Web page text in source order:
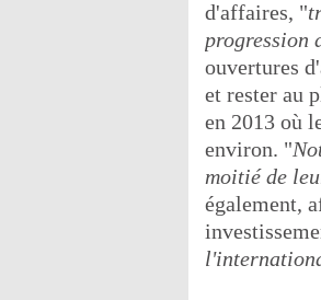
d'affaires, "
progression
ouvertures
et rester au
en 2013 où
environ. "
moitié de
également,